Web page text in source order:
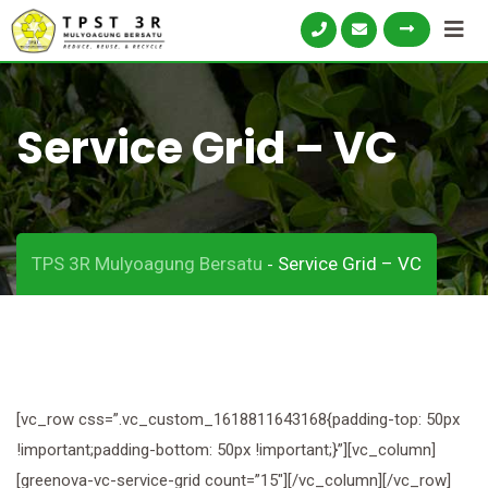
Skip
to
content
Service Grid – VC
TPS 3R Mulyoagung Bersatu - Service Grid – VC
[vc_row css=”.vc_custom_1618811643168{padding-top: 50px
!important;padding-bottom: 50px !important;}”][vc_column]
[greenova-vc-service-grid count=”15″][/vc_column][/vc_row]